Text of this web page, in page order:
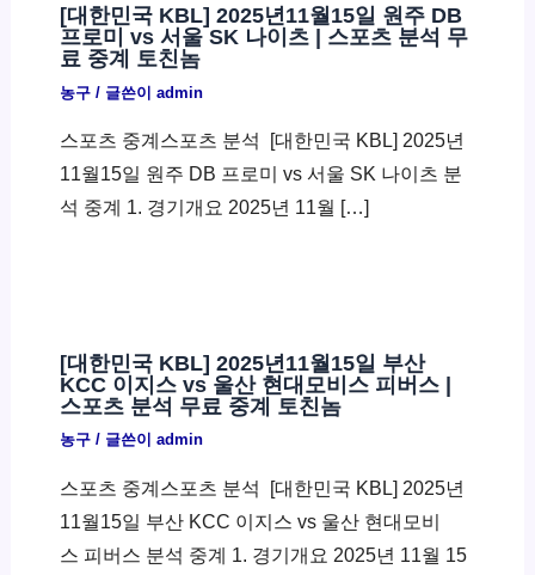
[대한민국 KBL] 2025년11월15일 원주 DB
프로미 vs 서울 SK 나이츠 | 스포츠 분석 무
료 중계 토친놈
농구/ 글쓴이 admin
스포츠 중계스포츠 분석 ​ [대한민국 KBL] 2025년
11월15일 원주 DB 프로미 vs 서울 SK 나이츠 분
석 중계 1. 경기개요 2025년 11월 […]
[대한민국 KBL] 2025년11월15일 부산
KCC 이지스 vs 울산 현대모비스 피버스 |
스포츠 분석 무료 중계 토친놈
농구/ 글쓴이 admin
스포츠 중계스포츠 분석 ​ [대한민국 KBL] 2025년
11월15일 부산 KCC 이지스 vs 울산 현대모비
스 피버스 분석 중계 1. 경기개요 2025년 11월 15